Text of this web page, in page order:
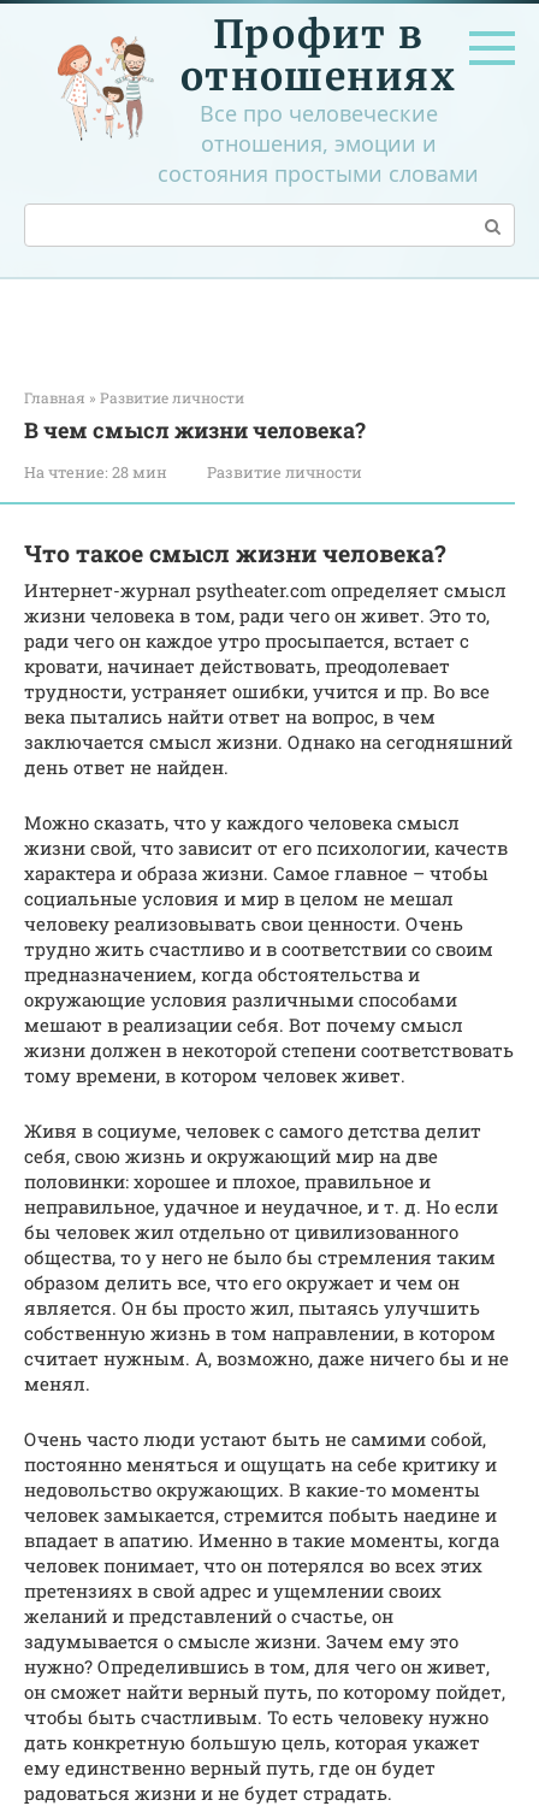
Перейти
контенту
Профит в
отношениях
Все про человеческие
отношения, эмоции и
состояния простыми словами
Поиск:
Главная » Развитие личности
В чем смысл жизни человека?
На чтение: 28 мин Развитие личности
Что такое смысл жизни человека?
Интернет-журнал psytheater.com определяет смысл
жизни человека в том, ради чего он живет. Это то,
ради чего он каждое утро просыпается, встает с
кровати, начинает действовать, преодолевает
трудности, устраняет ошибки, учится и пр. Во все
века пытались найти ответ на вопрос, в чем
заключается смысл жизни. Однако на сегодняшний
день ответ не найден.
Можно сказать, что у каждого человека смысл
жизни свой, что зависит от его психологии, качеств
характера и образа жизни. Самое главное – чтобы
социальные условия и мир в целом не мешал
человеку реализовывать свои ценности. Очень
трудно жить счастливо и в соответствии со своим
предназначением, когда обстоятельства и
окружающие условия различными способами
мешают в реализации себя. Вот почему смысл
жизни должен в некоторой степени соответствовать
тому времени, в котором человек живет.
Живя в социуме, человек с самого детства делит
себя, свою жизнь и окружающий мир на две
половинки: хорошее и плохое, правильное и
неправильное, удачное и неудачное, и т. д. Но если
бы человек жил отдельно от цивилизованного
общества, то у него не было бы стремления таким
образом делить все, что его окружает и чем он
является. Он бы просто жил, пытаясь улучшить
собственную жизнь в том направлении, в котором
считает нужным. А, возможно, даже ничего бы и не
менял.
Очень часто люди устают быть не самими собой,
постоянно меняться и ощущать на себе критику и
недовольство окружающих. В какие-то моменты
человек замыкается, стремится побыть наедине и
впадает в апатию. Именно в такие моменты, когда
человек понимает, что он потерялся во всех этих
претензиях в свой адрес и ущемлении своих
желаний и представлений о счастье, он
задумывается о смысле жизни. Зачем ему это
нужно? Определившись в том, для чего он живет,
он сможет найти верный путь, по которому пойдет,
чтобы быть счастливым. То есть человеку нужно
дать конкретную большую цель, которая укажет
ему единственно верный путь, где он будет
радоваться жизни и не будет страдать.